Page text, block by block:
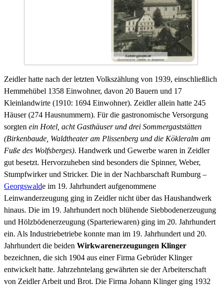
Zeidler hatte nach der letzten Volkszählung von 1939, einschließlich
Hemmehübel 1358 Einwohner, davon 20 Bauern und 17
Kleinlandwirte (1910: 1694 Einwohner). Zeidler allein hatte 245
Häuser (274 Hausnummern). Für die gastronomische Versorgung
sorgten ein Hotel, acht Gasthäuser und drei Sommergaststätten
(Birkenbaude, Waldtheater am Plissenberg und die Kökleralm am
Fuße des Wolfsberges). Handwerk und Gewerbe waren in Zeidler
gut besetzt. Hervorzuheben sind besonders die Spinner, Weber,
Stumpfwirker und Stricker. Die in der Nachbarschaft Rumburg –
Georgswalde im 19. Jahrhundert aufgenommene
Leinwanderzeugung ging in Zeidler nicht über das Haushandwerk
hinaus. Die im 19. Jahrhundert noch blühende Siebbodenerzeugung
und Hölzbödenerzeugung (Sparteriewaren) ging im 20. Jahrhundert
ein. Als Industriebetriebe konnte man im 19. Jahrhundert und 20.
Jahrhundert die beiden Wirkwarenerzeugungen Klinger
bezeichnen, die sich 1904 aus einer Firma Gebrüder Klinger
entwickelt hatte. Jahrzehntelang gewährten sie der Arbeiterschaft
von Zeidler Arbeit und Brot. Die Firma Johann Klinger ging 1932